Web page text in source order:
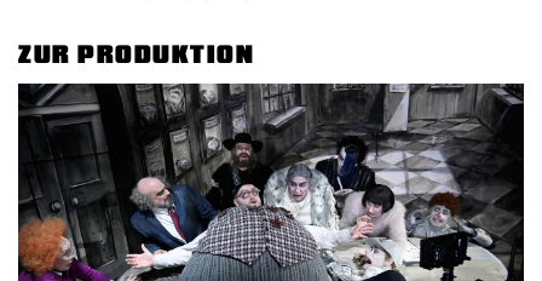
ZUR PRODUKTION